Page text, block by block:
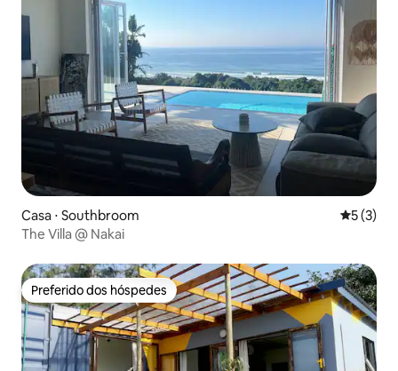
Casa ⋅ Southbroom 5 de
5 (3)
The Villa @ Nakai
Preferido dos hóspedes
Preferido dos hóspedes